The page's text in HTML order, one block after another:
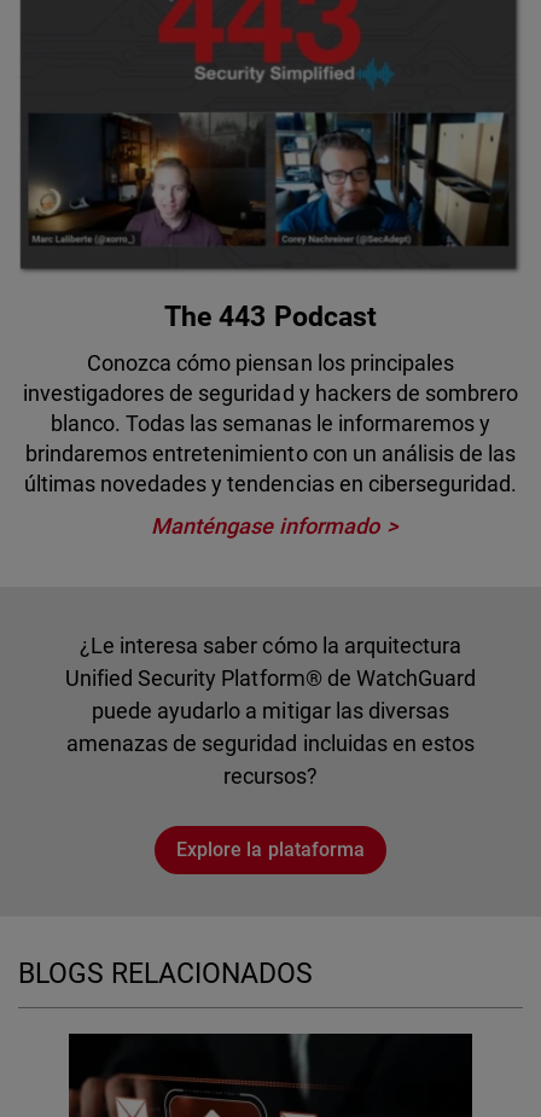
The 443 Podcast
Conozca cómo piensan los principales
investigadores de seguridad y hackers de sombrero
blanco. Todas las semanas le informaremos y
brindaremos entretenimiento con un análisis de las
últimas novedades y tendencias en ciberseguridad.
Manténgase informado
¿Le interesa saber cómo la arquitectura
Unified Security Platform® de WatchGuard
puede ayudarlo a mitigar las diversas
amenazas de seguridad incluidas en estos
recursos?
Explore la plataforma
BLOGS RELACIONADOS